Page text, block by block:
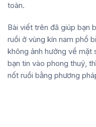
toàn.
Bài viết trên đã giúp bạn
ruồi ở vùng kín nam phổ
không ảnh hưởng về mặt
bạn tin vào phong thuỷ,
nốt ruồi bằng phương